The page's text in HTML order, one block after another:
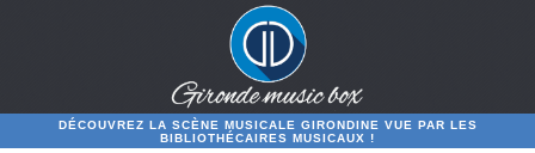
DÉCOUVREZ LA SCÈNE MUSICALE GIRONDINE VUE PAR LES
BIBLIOTHÉCAIRES MUSICAUX !